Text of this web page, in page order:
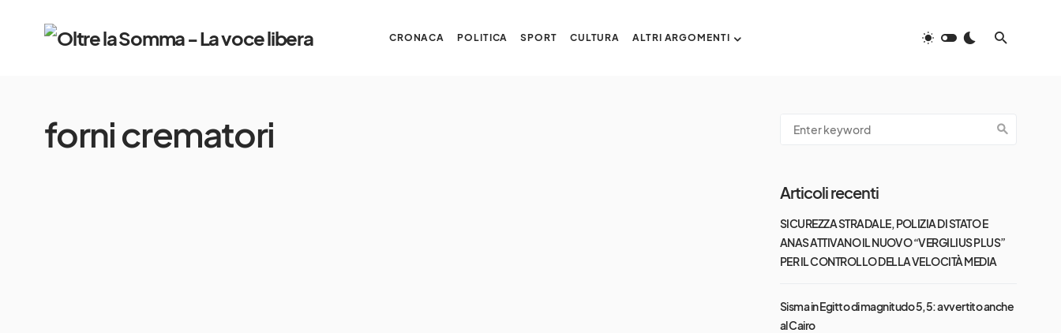
CRONACA POLITICA SPORT CULTURA ALTRI ARGOMENTI
forni crematori
Articoli recenti
SICUREZZA STRADALE, POLIZIA DI STATO E
ANAS ATTIVANO IL NUOVO “VERGILIUS PLUS”
PER IL CONTROLLO DELLA VELOCITÀ MEDIA
Sisma in Egitto di magnitudo 5,5: avvertito anche
al Cairo